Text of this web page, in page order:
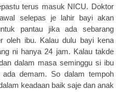
terus masuk NICU. Doktor
selepas je lahir bayi akan
pantau jika ada sebarang
oleh ibu. Kalau dulu bayi kena
ni hanya 24 jam. Kalau takde
dalam masa seminggu si ibu
demam. So dalam tempoh
keadaan baik saje dan anak